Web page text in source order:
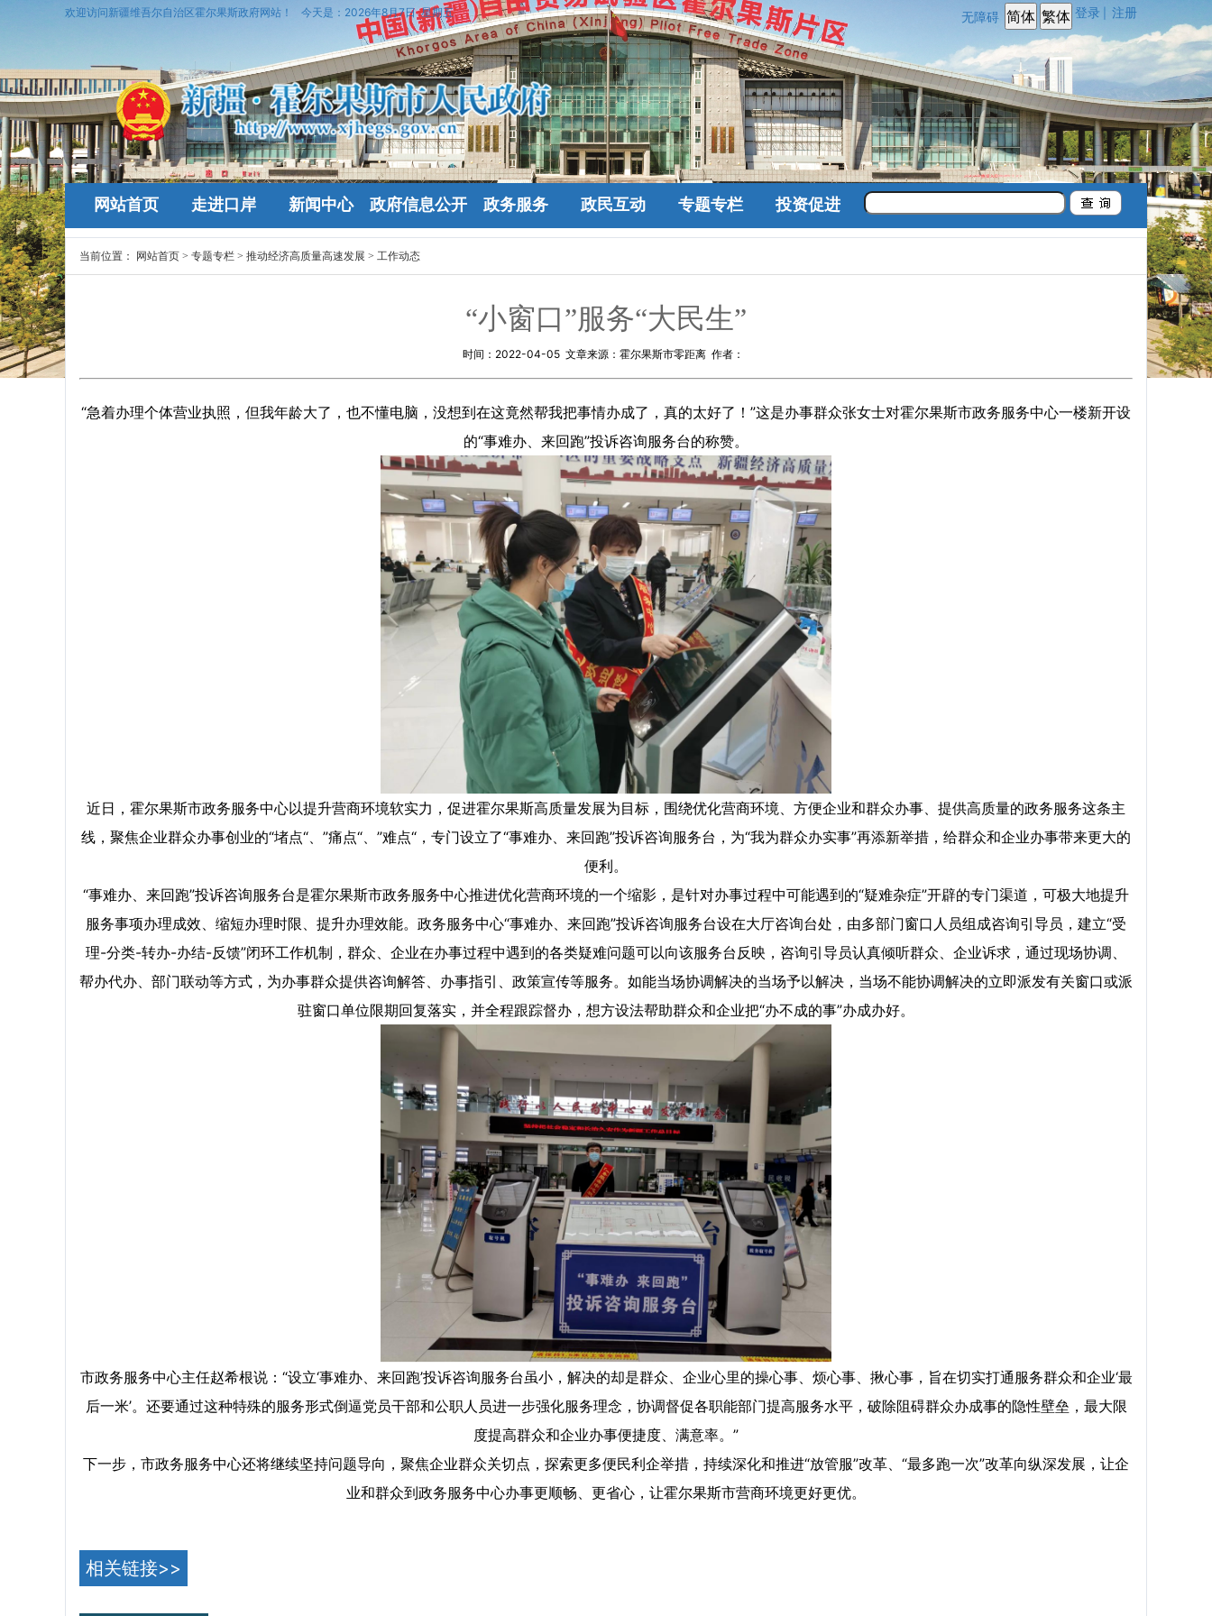
欢迎访问新疆维吾尔自治区霍尔果斯政府网站！ 今天是： 无障碍 登录 注册
2026年8月7日 星期五
网站首页 走进口岸 新闻中心 政府信息公开 政务服务 政民互动 专题专栏 投资促进
当前位置： 网站首页 > 专题专栏 > 推动经济高质量高速发展 > 工作动态
“小窗口”服务“大民生”
时间： 2022-04-05 文章来源：霍尔果斯市零距离 作者：
“急着办理个体营业执照，但我年龄大了，也不懂电脑，没想到在这竟然帮我把事情办成了，真的太好了！”这是办事群众张女士对霍尔果斯市政务服务中心一楼新开设
的“事难办、来回跑”投诉咨询服务台的称赞。
近日，霍尔果斯市政务服务中心以提升营商环境软实力，促进霍尔果斯高质量发展为目标，围绕优化营商环境、方便企业和群众办事、提供高质量的政务服务这条主
线，聚焦企业群众办事创业的“堵点“、”痛点“、”难点“，专门设立了“事难办、来回跑”投诉咨询服务台，为“我为群众办实事”再添新举措，给群众和企业办事带来更大的
便利。
“事难办、来回跑”投诉咨询服务台是霍尔果斯市政务服务中心推进优化营商环境的一个缩影，是针对办事过程中可能遇到的“疑难杂症”开辟的专门渠道，可极大地提升
服务事项办理成效、缩短办理时限、提升办理效能。政务服务中心“事难办、来回跑”投诉咨询服务台设在大厅咨询台处，由多部门窗口人员组成咨询引导员，建立“受
理-分类-转办-办结-反馈”闭环工作机制，群众、企业在办事过程中遇到的各类疑难问题可以向该服务台反映，咨询引导员认真倾听群众、企业诉求，通过现场协调、
帮办代办、部门联动等方式，为办事群众提供咨询解答、办事指引、政策宣传等服务。如能当场协调解决的当场予以解决，当场不能协调解决的立即派发有关窗口或派
驻窗口单位限期回复落实，并全程跟踪督办，想方设法帮助群众和企业把“办不成的事”办成办好。
市政务服务中心主任赵希根说：“设立‘事难办、来回跑’投诉咨询服务台虽小，解决的却是群众、企业心里的操心事、烦心事、揪心事，旨在切实打通服务群众和企业‘最
后一米’。还要通过这种特殊的服务形式倒逼党员干部和公职人员进一步强化服务理念，协调督促各职能部门提高服务水平，破除阻碍群众办成事的隐性壁垒，最大限
度提高群众和企业办事便捷度、满意率。”
下一步，市政务服务中心还将继续坚持问题导向，聚焦企业群众关切点，探索更多便民利企举措，持续深化和推进“放管服”改革、“最多跑一次”改革向纵深发展，让企
业和群众到政务服务中心办事更顺畅、更省心，让霍尔果斯市营商环境更好更优。
相关链接>>